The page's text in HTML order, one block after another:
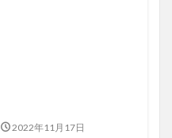
2022年11月17日